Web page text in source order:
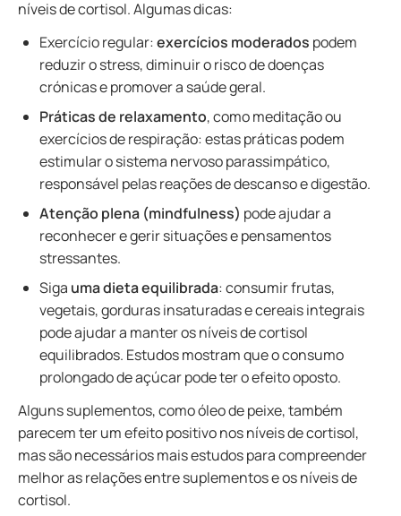
níveis de cortisol. Algumas dicas:
Exercício regular:exercícios moderados podem
reduzir o stress, diminuir o risco de doenças
crónicas e promover a saúde geral.
Práticas de relaxamento, como meditação ou
exercícios de respiração: estas práticas podem
estimular o sistema nervoso parassimpático,
responsável pelas reações de descanso e digestão.
Atenção plena (mindfulness) pode ajudar a
reconhecer e gerir situações e pensamentos
stressantes.
Siga uma dieta equilibrada: consumir frutas,
vegetais, gorduras insaturadas e cereais integrais
pode ajudar a manter os níveis de cortisol
equilibrados. Estudos mostram que o consumo
prolongado de açúcar pode ter o efeito oposto.
Alguns suplementos, como óleo de peixe, também
parecem ter um efeito positivo nos níveis de cortisol,
mas são necessários mais estudos para compreender
melhor as relações entre suplementos e os níveis de
cortisol.